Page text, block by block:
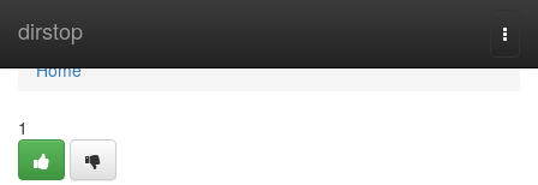
dirstop
Home
Home
1